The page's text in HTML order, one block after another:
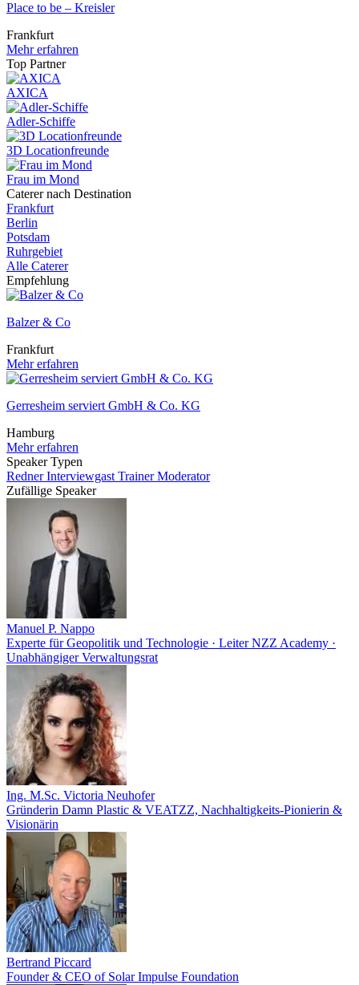
Place to be – Kreisler
Frankfurt
Mehr erfahren
Top Partner
AXICA
Adler-Schiffe
3D Locationfreunde
Frau im Mond
Caterer nach Destination
Frankfurt
Berlin
Potsdam
Ruhrgebiet
Alle Caterer
Empfehlung
Balzer & Co
Frankfurt
Mehr erfahren
Gerresheim serviert GmbH & Co. KG
Hamburg
Mehr erfahren
Speaker Typen
RednerInterviewgast TrainerModerator
Zufällige Speaker
Manuel P. Nappo
Experte für Geopolitik und Technologie · Leiter NZZ Academy ·
Unabhängiger Verwaltungsrat
Ing. M.Sc. Victoria Neuhofer
Gründerin Damn Plastic & VEATZZ, Nachhaltigkeits‑Pionierin &
Visionärin
Bertrand Piccard
Founder & CEO of Solar Impulse Foundation